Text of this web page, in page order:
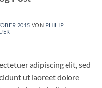
2015 VON PHILIP
adipiscing elit, sed
ut laoreet dolore